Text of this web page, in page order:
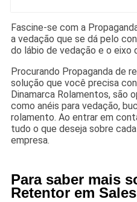
Fascine-se com a
a vedação que se dá pelo
do lábio de vedação e o eixo
Procurando Propaganda de
solução que você precisa
Dinamarca Rolamentos, são
como anéis para vedação,
rolamento. Ao entrar em
tudo o que deseja sobre
empresa.
Para saber mais
Retentor em Sales